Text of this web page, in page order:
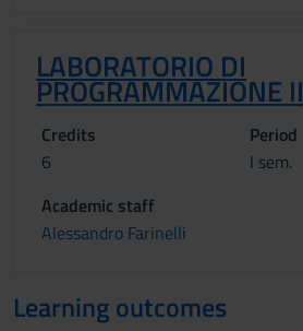
LABORATORIO DI
PROGRAMMAZIONE II
Credits
6
Period
I sem.
Academic staff
Alessandro Farinelli
Learning outcomes